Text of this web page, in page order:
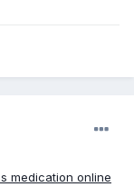
medication online